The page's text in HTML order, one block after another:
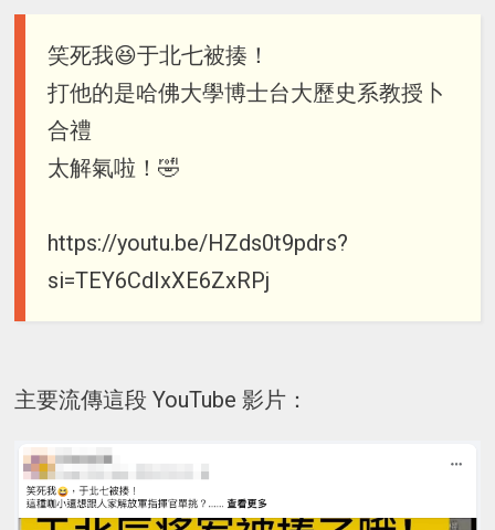
笑死我😆于北七被揍！
打他的是哈佛大學博士台大歷史系教授卜
合禮
太解氣啦！🤣
https://youtu.be/HZds0t9pdrs?
si=TEY6CdIxXE6ZxRPj
主要流傳這段 YouTube 影片：